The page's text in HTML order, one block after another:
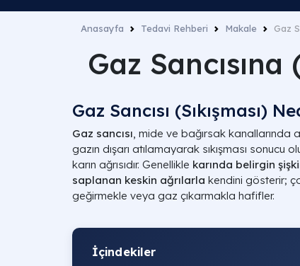
Anasayfa Tedavi Rehberi Makale Gaz
Gaz
Gaz Sancısı (Sıkışması)
Gaz sancısı, mide ve bağırsak kanallarında
gazın dışarı atılamayarak sıkışması sonucu
karın ağrısıdır. Genellikle karında belirgin
saplanan keskin ağrılarla kendini gösterir;
geğirmekle veya gaz çıkarmakla hafifler.
İçindekiler